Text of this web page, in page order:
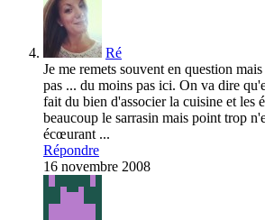
Ré
Je me remets souvent en question
pas ... du moins pas ici. On va dire
fait du bien d'associer la cuisine et les
beaucoup le sarrasin mais point trop
écœurant ...
Répondre
16 novembre 2008